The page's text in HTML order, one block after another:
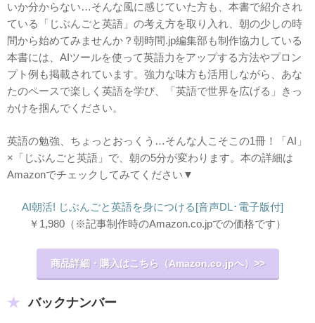
いか分からない…そんな風に感じていた方も、本書で紹介され
ている「じぶんごと英語」の考え方を取り入れ、朝の少しの時
間から始めてみませんか？朝時間.jp編集部も制作協力している
本書には、AIツールを使って英語力をアップする方法やプロン
プト例も掲載されています。強力な味方も活用しながら、あな
たのペースで楽しく英語を学び、「英語で世界を広げる」きっ
かけを掴んでください。
英語の勉強、ちょっとおっくう…そんな人こそこの1冊！「AI」
×「じぶんごと英語」で、朝の5分が変わります。本の詳細は
Amazonでチェックしてみてください▼
AI朝活! じぶんごと英語を身につける[音声DL･電子版付]
￥1,980 （※記事制作時のAmazon.co.jpでの価格です）
商品詳細・購入はこちら（Amazon.co.jpへ）>>
バックナンバー